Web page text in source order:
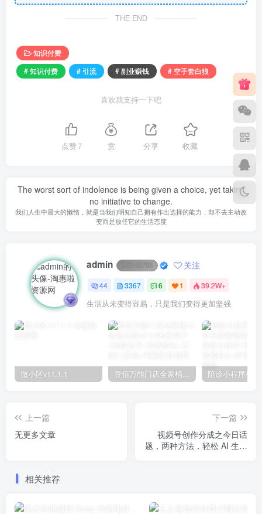
THE END
知识付费
# 知识付费
# 引流 # 副业赚钱 # 空手套白狼
喜欢就支持一下吧
点赞7 赏 分享 收藏
The worst sort of indolence is being given a choice, yet taking
no initiative to change.
我们人生中最大的懒惰，就是当我们明知自己拥有作出选择的能力，却不去主动改
变而是放任它的生活态度
admin 65785 关注
44 3367 6 1 39.2W+
生活从未变得容易，只是我们变得更加坚强
微小区v11.1.1 壹佰万能门店全家桶10套独立版v2.6.68(​多商户+智能名片+智慧轻站+万能门店等)
上一篇
无更多文章
下一篇
视频号创作分成之今日话
题，两种方法，轻松 AI 生成
相关推荐